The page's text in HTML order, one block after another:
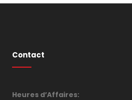
Contact
Heures d’Affaires: